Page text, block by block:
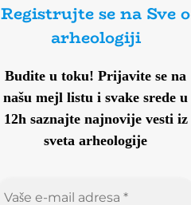
Registrujte se na Sve o
arheologiji
Budite u toku! Prijavite se na
našu mejl listu i svake srede u
12h saznajte najnovije vesti iz
sveta arheologije